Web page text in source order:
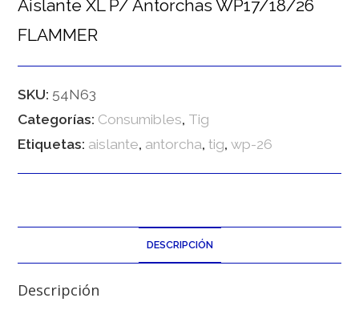
Aislante XL P/ Antorchas WP17/18/26
FLAMMER
SKU: 54N63
Categorías: Consumibles, Tig
Etiquetas: aislante, antorcha,tig,wp-26
DESCRIPCIÓN
Descripción